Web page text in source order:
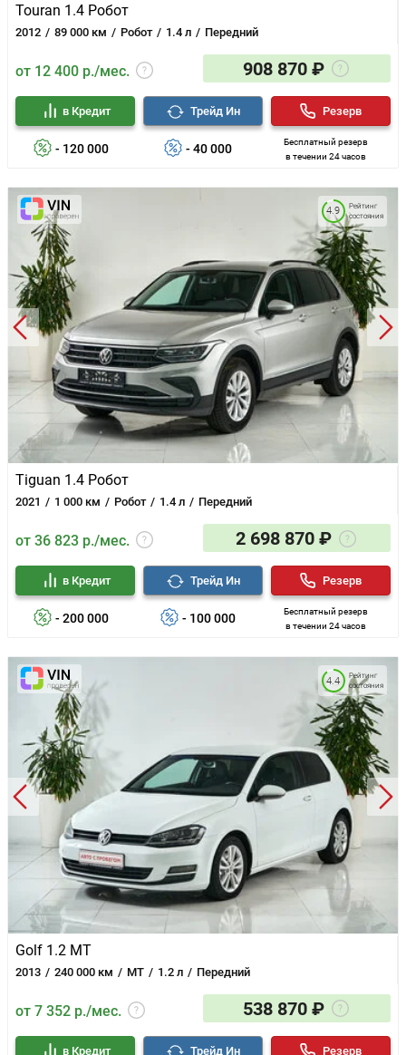
Touran 1.4 Робот
2012 89 000 км Робот 1.4 л Передний
от 12 400 р./мес. 908 870 ₽
- 120 000
в Кредит
- 40 000
Трейд Ин
Бесплатный резерв
в течении 24 часов
Резерв
Tiguan 1.4 Робот
2021 1 000 км Робот 1.4 л Передний
Рейтинг
состояния
4.9
от 36 823 р./мес. 2 698 870 ₽
- 200 000
в Кредит
- 100 000
Трейд Ин
Бесплатный резерв
в течении 24 часов
Резерв
Golf 1.2 MT
2013 240 000 км MT 1.2 л Передний
Рейтинг
состояния
4.4
от 7 352 р./мес. 538 870 ₽
в Кредит Трейд Ин Резерв